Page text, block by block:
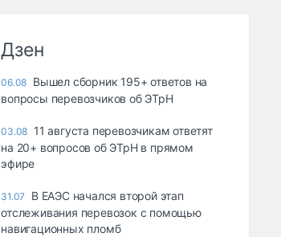
Дзен
06.08 Вышел сборник 195+ ответов на
вопросы перевозчиков об ЭТрН
03.08 11 августа перевозчикам ответят
на 20+ вопросов об ЭТрН в прямом
эфире
31.07
В ЕАЭС начался второй этап
отслеживания перевозок с помощью
навигационных пломб